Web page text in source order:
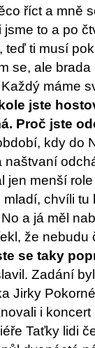
říct a mně
jsme to a po
teď ti musí
se, ale
máme
jste
Proč jste
kdy do
naštvaní
jen menší
mladí, chvíli
a já měl
že nebudu
se taky
Zadání
Jirky
i
Taťky lidi